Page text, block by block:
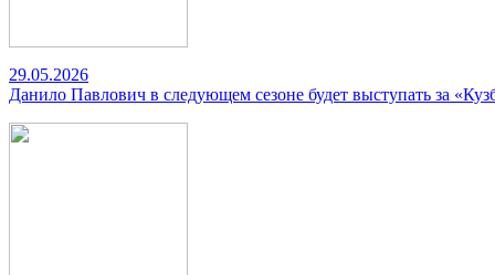
29.05.2026
Данило Павлович в следующем сезоне будет выступать за